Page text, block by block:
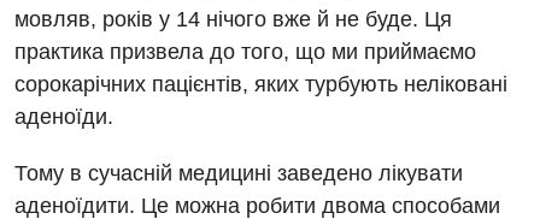
Дитяча офтальмологія
Дитяча урологія
Дитяча хірургія
мовляв, років у 14 нічого вже й не буде. Ця
практика призвела до того, що ми приймаємо
сорокарічних пацієнтів, яких турбують неліковані
аденоїди.
Тому в сучасній медицині заведено лікувати
аденоїдити. Це можна робити двома способами